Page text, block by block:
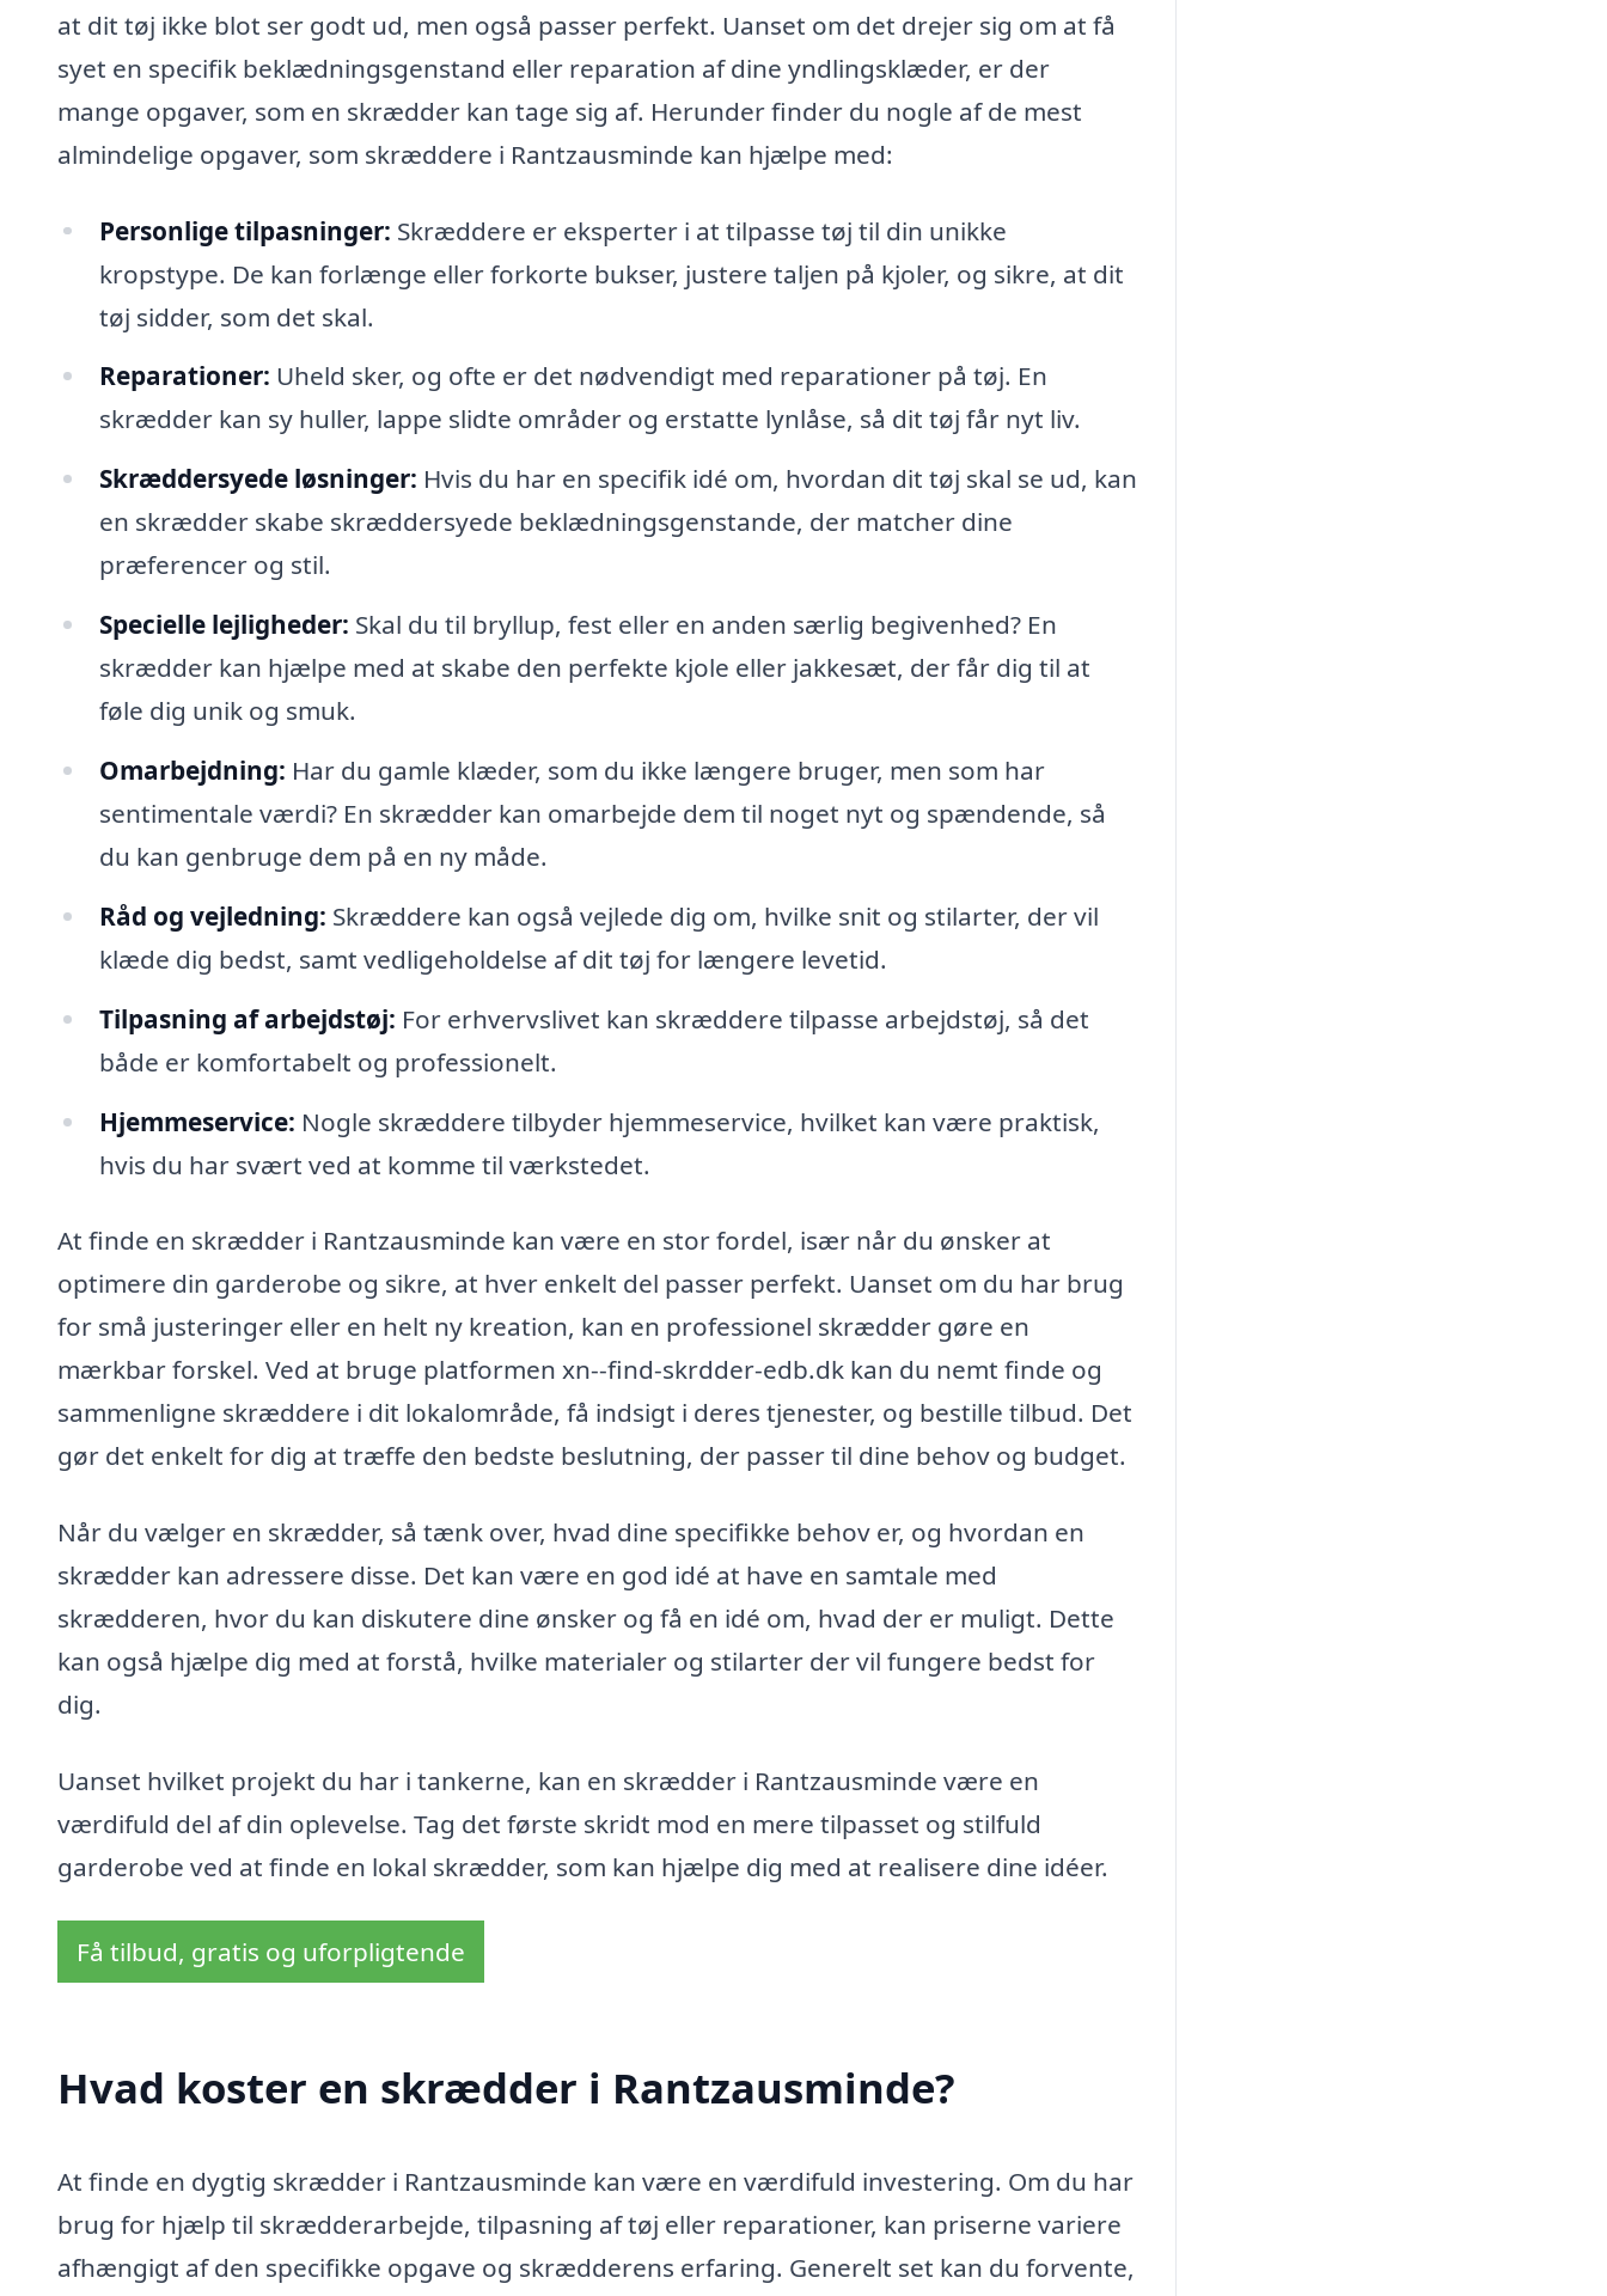
at dit tøj ikke blot ser godt ud, men også passer perfekt. Uanset om det drejer sig om at få
syet en specifik beklædningsgenstand eller reparation af dine yndlingsklæder, er der
mange opgaver, som en skrædder kan tage sig af. Herunder finder du nogle af de mest
almindelige opgaver, som skræddere i Rantzausminde kan hjælpe med:
Personlige tilpasninger: Skræddere er eksperter i at tilpasse tøj til din unikke
kropstype. De kan forlænge eller forkorte bukser, justere taljen på kjoler, og sikre, at dit
tøj sidder, som det skal.
Reparationer: Uheld sker, og ofte er det nødvendigt med reparationer på tøj. En
skrædder kan sy huller, lappe slidte områder og erstatte lynlåse, så dit tøj får nyt liv.
Skræddersyede løsninger: Hvis du har en specifik idé om, hvordan dit tøj skal se ud, kan
en skrædder skabe skræddersyede beklædningsgenstande, der matcher dine
præferencer og stil.
Specielle lejligheder: Skal du til bryllup, fest eller en anden særlig begivenhed? En
skrædder kan hjælpe med at skabe den perfekte kjole eller jakkesæt, der får dig til at
føle dig unik og smuk.
Omarbejdning: Har du gamle klæder, som du ikke længere bruger, men som har
sentimentale værdi? En skrædder kan omarbejde dem til noget nyt og spændende, så
du kan genbruge dem på en ny måde.
Råd og vejledning: Skræddere kan også vejlede dig om, hvilke snit og stilarter, der vil
klæde dig bedst, samt vedligeholdelse af dit tøj for længere levetid.
Tilpasning af arbejdstøj: For erhvervslivet kan skræddere tilpasse arbejdstøj, så det
både er komfortabelt og professionelt.
Hjemmeservice: Nogle skræddere tilbyder hjemmeservice, hvilket kan være praktisk,
hvis du har svært ved at komme til værkstedet.
At finde en skrædder i Rantzausminde kan være en stor fordel, især når du ønsker at
optimere din garderobe og sikre, at hver enkelt del passer perfekt. Uanset om du har brug
for små justeringer eller en helt ny kreation, kan en professionel skrædder gøre en
mærkbar forskel. Ved at bruge platformen xn--find-skrdder-edb.dk kan du nemt finde og
sammenligne skræddere i dit lokalområde, få indsigt i deres tjenester, og bestille tilbud. Det
gør det enkelt for dig at træffe den bedste beslutning, der passer til dine behov og budget.
Når du vælger en skrædder, så tænk over, hvad dine specifikke behov er, og hvordan en
skrædder kan adressere disse. Det kan være en god idé at have en samtale med
skrædderen, hvor du kan diskutere dine ønsker og få en idé om, hvad der er muligt. Dette
kan også hjælpe dig med at forstå, hvilke materialer og stilarter der vil fungere bedst for
dig.
Uanset hvilket projekt du har i tankerne, kan en skrædder i Rantzausminde være en
værdifuld del af din oplevelse. Tag det første skridt mod en mere tilpasset og stilfuld
garderobe ved at finde en lokal skrædder, som kan hjælpe dig med at realisere dine idéer.
Få tilbud, gratis og uforpligtende
Hvad koster en skrædder i Rantzausminde?
At finde en dygtig skrædder i Rantzausminde kan være en værdifuld investering. Om du har
brug for hjælp til skrædderarbejde, tilpasning af tøj eller reparationer, kan priserne variere
afhængigt af den specifikke opgave og skrædderens erfaring. Generelt set kan du forvente,